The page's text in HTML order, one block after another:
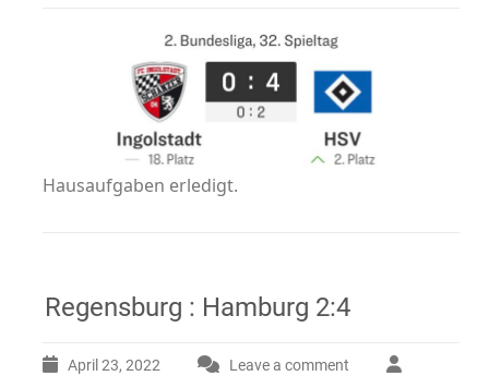
Hausaufgaben erledigt.
Regensburg : Hamburg 2:4
April 23, 2022
Leave a comment